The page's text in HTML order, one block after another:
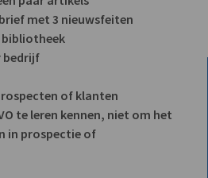
met 3 nieuwsfeiten
bibliotheek
bedrijf
of klanten
te leren kennen, niet om het
in prospectie of